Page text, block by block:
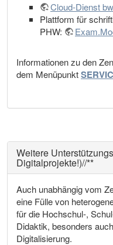
Cloud-Dienst
Plattform für
PHW:
Informationen zu den
dem Menüpunkt
Weitere
Digitalprojekte!)//**
Auch unabhängig vom
eine Fülle von
für die Hochschul-,
Didaktik, besonders
Digitalisierung.